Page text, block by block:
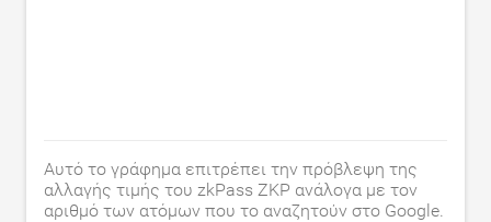
Αυτό το γράφημα επιτρέπει την πρόβλεψη της
αλλαγής τιμής του zkPass ZKP ανάλογα με τον
αριθμό των ατόμων που το αναζητούν στο Google.